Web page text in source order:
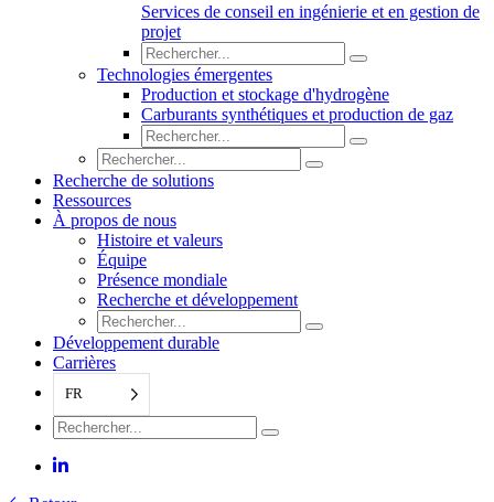
Services de conseil en ingénierie et en gestion de
projet
Technologies émergentes
Production et stockage d'hydrogène
Carburants synthétiques et production de gaz
Recherche de solutions
Ressources
À propos de nous
Histoire et valeurs
Équipe
Présence mondiale
Recherche et développement
Développement durable
Carrières
FR